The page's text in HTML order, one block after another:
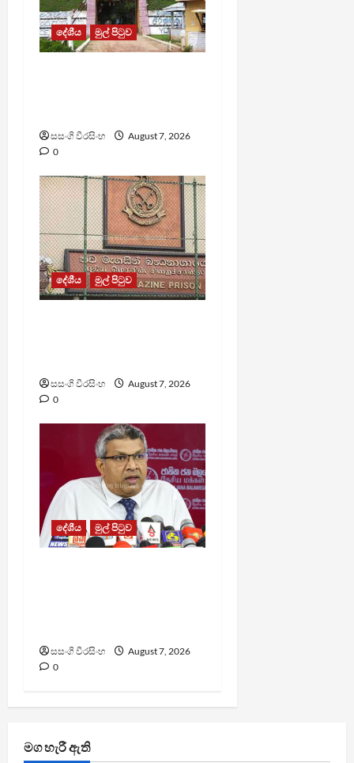
දේශීය මුල් පිටුව
සසංගි වීරසිංහ
August 7, 2026
0
දේශීය මුල් පිටුව
සසංගි වීරසිංහ
August 7, 2026
0
දේශීය මුල් පිටුව
සසංගි වීරසිංහ
August 7, 2026
0
මග හැරී ඇති